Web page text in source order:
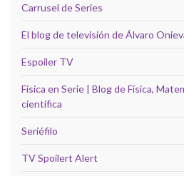
Carrusel de Series
El blog de televisión de Álvaro
Espoiler TV
Física en Serie | Blog de Física,
científica
Seriéfilo
TV Spoilert Alert